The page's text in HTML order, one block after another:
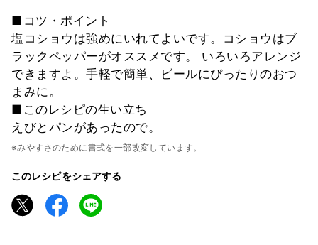
■コツ・ポイント
塩コショウは強めにいれてよいです。コショウはブ
ラックペッパーがオススメです。 いろいろアレンジ
できますよ。手軽で簡単、ビールにぴったりのおつ
まみに。
■このレシピの生い立ち
えびとパンがあったので。
※みやすさのために書式を一部改変しています。
このレシピをシェアする